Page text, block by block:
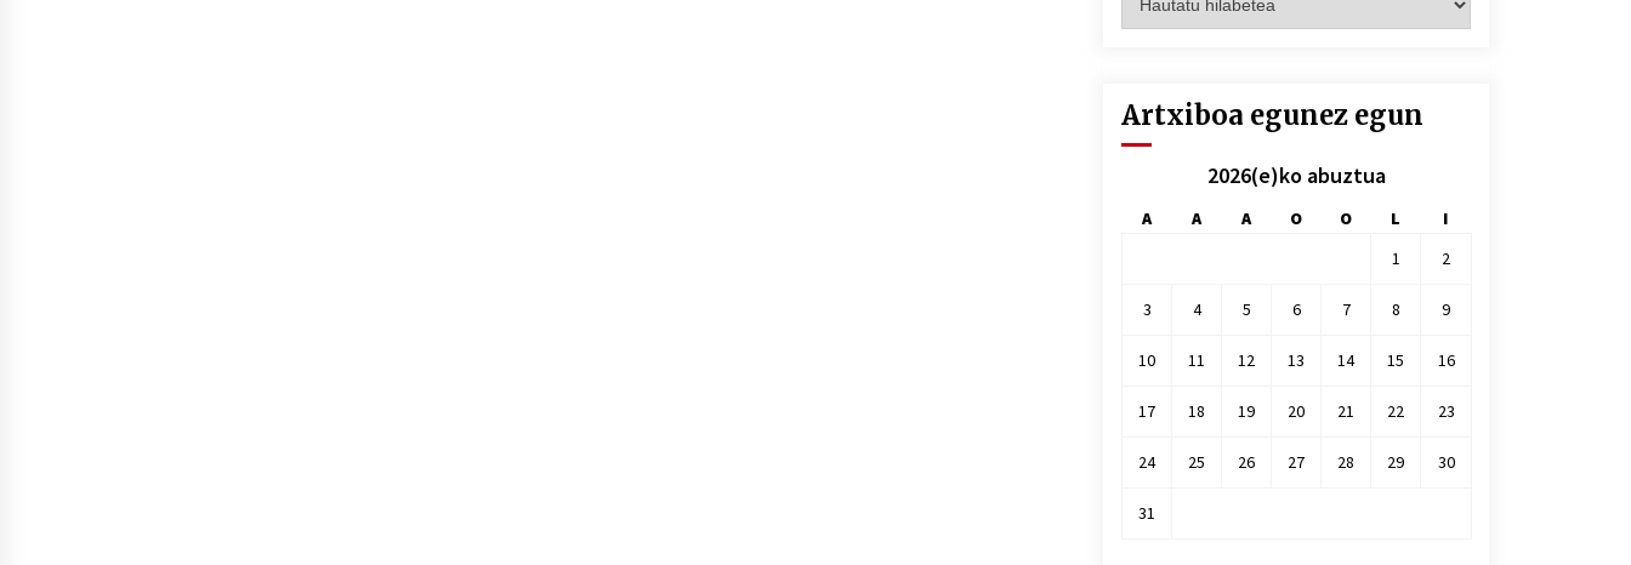
hilez
Artxiboa egunez egun
2026(e)ko abuztua
A A A O O L
I
1
2
3 4 5 6 7 8 9
10 11 12 13 14 15 16
17 18 19 20 21 22 23
24 25 26 27 28 29 30
31